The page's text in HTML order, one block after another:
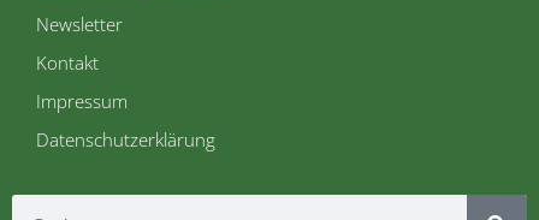
Newsletter
Kontakt
Impressum
Datenschutzerklärung